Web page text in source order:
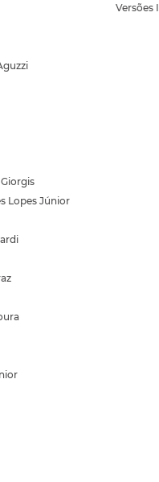
Lopes Júnior
Versões